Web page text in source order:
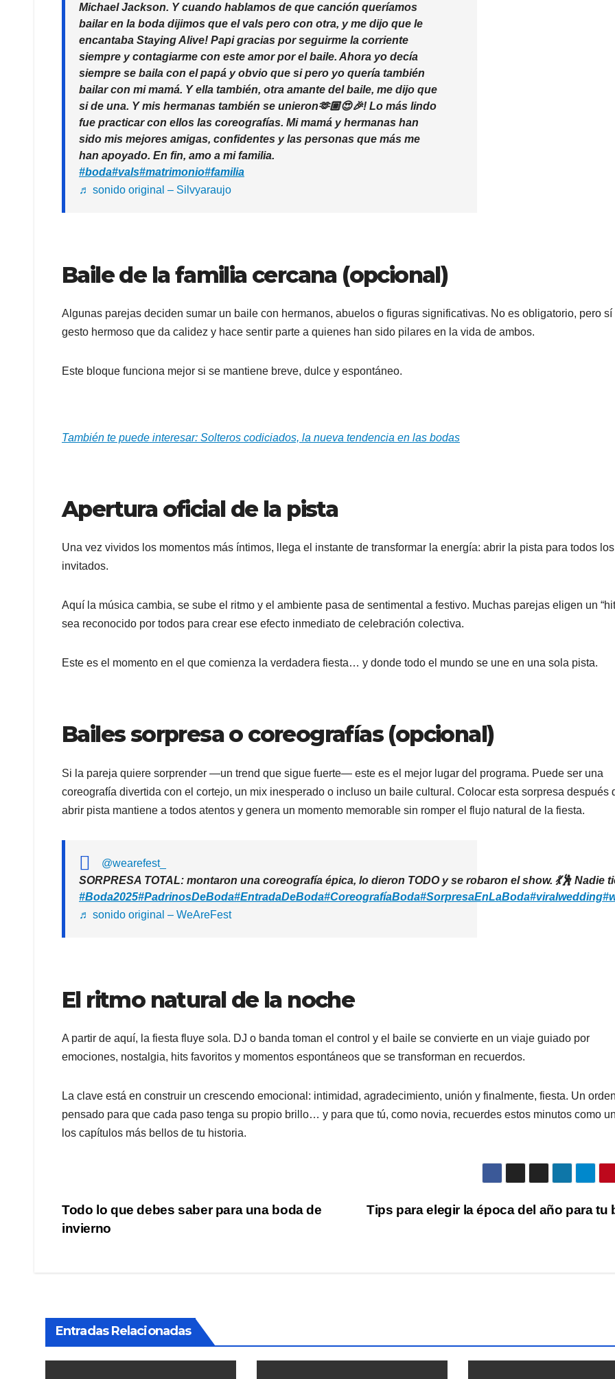
Michael Jackson. Y cuando hablamos de que canción queríamos
bailar en la boda dijimos que el vals pero con otra, y me dijo que le
encantaba Staying Alive! Papi gracias por seguirme la corriente
siempre y contagiarme con este amor por el baile. Ahora yo decía
siempre se baila con el papá y obvio que si pero yo quería también
bailar con mi mamá. Y ella también, otra amante del baile, me dijo que
si de una. Y mis hermanas también se unieron🫶🏼😍🎉! Lo más lindo
fue practicar con ellos las coreografías. Mi mamá y hermanas han
sido mis mejores amigas, confidentes y las personas que más me
han apoyado. En fin, amo a mi familia.
#boda#vals#matrimonio#familia
♬ sonido original – Silvyaraujo
Baile de la familia cercana (opcional)
Algunas parejas deciden sumar un baile con hermanos, abuelos o figuras significativas. No es obligatorio, pero sí
gesto hermoso que da calidez y hace sentir parte a quienes han sido pilares en la vida de ambos.
Este bloque funciona mejor si se mantiene breve, dulce y espontáneo.
También te puede interesar: Solteros codiciados, la nueva tendencia en las bodas
Apertura oficial de la pista
Una vez vividos los momentos más íntimos, llega el instante de transformar la energía: abrir la pista para todos los
invitados.
Aquí la música cambia, se sube el ritmo y el ambiente pasa de sentimental a festivo. Muchas parejas eligen un
sea reconocido por todos para crear ese efecto inmediato de celebración colectiva.
Este es el momento en el que comienza la verdadera fiesta… y donde todo el mundo se une en una sola pista.
Bailes sorpresa o coreografías (opcional)
Si la pareja quiere sorprender —un trend que sigue fuerte— este es el mejor lugar del programa. Puede ser una
coreografía divertida con el cortejo, un mix inesperado o incluso un baile cultural. Colocar esta sorpresa después
abrir pista mantiene a todos atentos y genera un momento memorable sin romper el flujo natural de la fiesta.
@wearefest_
SORPRESA TOTAL: montaron una coreografía épica, lo dieron TODO y se robaron el show. 💃🕺 Nadie
#Boda2025#PadrinosDeBoda#EntradaDeBoda#CoreografíaBoda#SorpresaEnLaBoda#viralwedding
♬ sonido original – WeAreFest
El ritmo natural de la noche
A partir de aquí, la fiesta fluye sola. DJ o banda toman el control y el baile se convierte en un viaje guiado por
emociones, nostalgia, hits favoritos y momentos espontáneos que se transforman en recuerdos.
La clave está en construir un crescendo emocional: intimidad, agradecimiento, unión y finalmente, fiesta. Un
pensado para que cada paso tenga su propio brillo… y para que tú, como novia, recuerdes estos minutos como
los capítulos más bellos de tu historia.
Navegación
Tips para elegir la época del año para tu
Todo lo que debes saber para una boda de
invierno
Entradas Relacionadas